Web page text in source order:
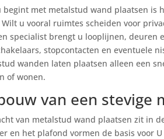
begint met metalstud wand plaatsen is
u vooral ruimtes scheiden voor
specialist brengt u looplijnen, deuren
stopcontacten en eventuele
wanden laten plaatsen alleen een
of wonen.
van een stevige
van metalstud wand plaatsen zit in
en het plafond vormen de basis voor